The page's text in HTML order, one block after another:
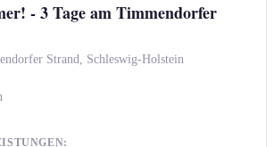
- 3 Tage am Timmendorfer
Strand, Schleswig-Holstein